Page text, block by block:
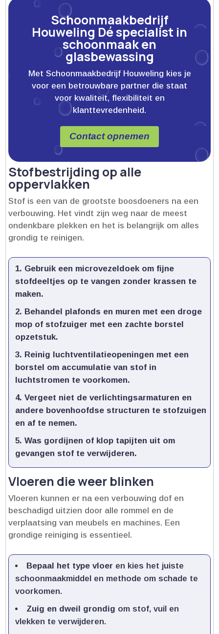
Schoonmaakbedrijf
Houweling Dé specialist in
schoonmaak en
glasbewassing
Met Schoonmaakbedrijf Houweling kies je
voor een betrouwbare partner die staat
voor kwaliteit, flexibiliteit en
klanttevredenheid.
Contact opnemen
Stofbestrijding op alle
oppervlakken
Stof is een van de grootste boosdoeners na een
verbouwing.​ Het vindt zijn weg naar de meest
ondenkbare plekken en het is belangrijk om alles
grondig te reinigen.​
Gebruik een microvezeldoekom fijne
stofdeeltjes op te vangen zonder krassen te
maken.​
Behandel plafonds en muren met een droge
mop of stofzuiger met een zachte borstel
opzetstuk.​
Reinig luchtventilatieopeningen met een
borstel om accumulatie van stof in
luchtstromen te voorkomen.​
Vergeet niet de verlichtingsarmaturen en
andere bovenhoofdse structuren te stofzuigen
en af te nemen.​
Was gordijnen of klop tapijten uit om
gevangen stof te verwijderen.​
Vloeren die weer blinken
Vloeren kunnen er na een verbouwing dof en
beschadigd uitzien door alle rommel en de
verplaatsing van meubels en machines.​ Een
grondige reiniging is essentieel.​
Bepaal het type vloer en kies het juiste
schoonmaakmiddel en methode om schade te
voorkomen.​
Zuig en dweil grondig om stof, vuil en
vlekken te verwijderen.​